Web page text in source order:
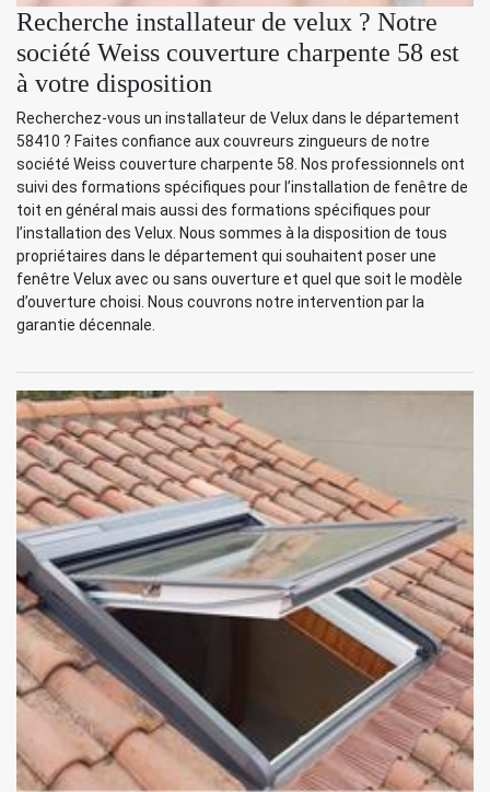
Recherche installateur de velux ? Notre
société Weiss couverture charpente 58 est
à votre disposition
Recherchez-vous un installateur de Velux dans le département
58410 ? Faites confiance aux couvreurs zingueurs de notre
société Weiss couverture charpente 58. Nos professionnels ont
suivi des formations spécifiques pour l’installation de fenêtre de
toit en général mais aussi des formations spécifiques pour
l’installation des Velux. Nous sommes à la disposition de tous
propriétaires dans le département qui souhaitent poser une
fenêtre Velux avec ou sans ouverture et quel que soit le modèle
d’ouverture choisi. Nous couvrons notre intervention par la
garantie décennale.